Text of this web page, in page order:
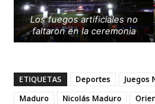
Los fuegos artificiales no
faltaron en la ceremonia
ETIQUETAS Deportes Juegos
Maduro
Nicolás Maduro